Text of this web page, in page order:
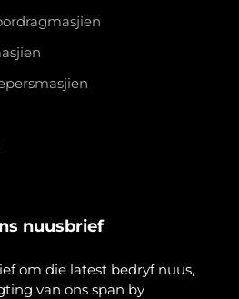
nuusbrief
om die latest bedryf nuus,
van ons span by